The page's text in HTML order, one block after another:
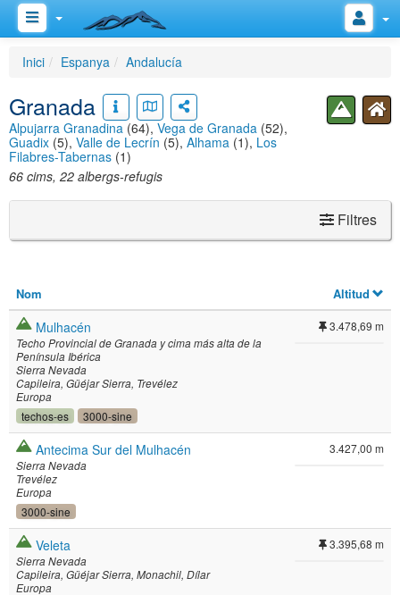
Inici Espanya Andalucía
Granada
Alpujarra Granadina (64), Vega de Granada (52),
Guadix (5), Valle de Lecrín (5), Alhama (1), Los
Filabres-Tabernas (1)
66 cims, 22 albergs-refugis
Filtres
Nom Altitud
Mulhacén
Techo Provincial de Granada y cima más alta de la
Península Ibérica
Sierra Nevada
Capileira Güéjar Sierra Trevélez
Europa
techos-es 3000-sine
3.478,69 m
Antecima Sur del Mulhacén
Sierra Nevada
Trevélez
Europa
3000-sine
3.427,00 m
Veleta
Sierra Nevada
Capileira Güéjar Sierra Monachil Dílar
Europa
3.395,68 m